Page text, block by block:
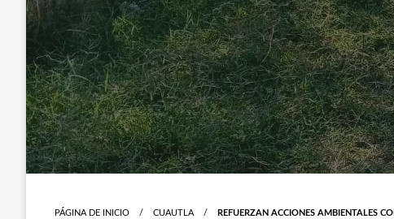
PÁGINA DE INICIO CUAUTLA REFUERZAN ACCIONES AMBIENTALES